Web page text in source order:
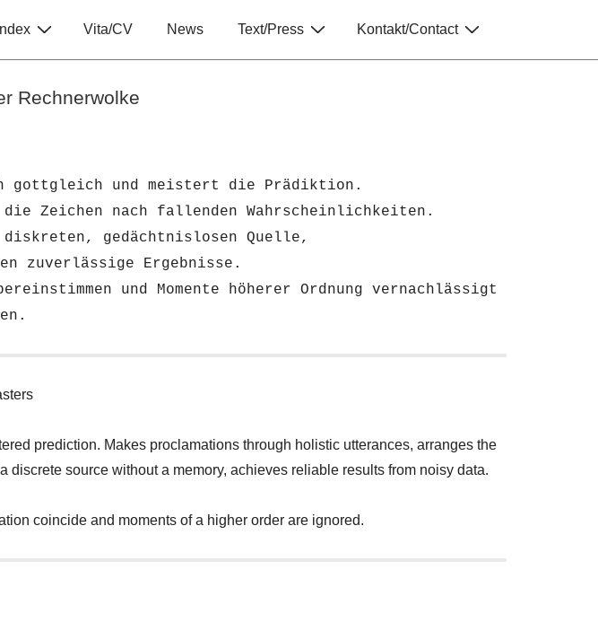
Index Vita/CV News Text/Press Kontakt/Contact
Rechnerwolke
gottgleich und meistert die Prädiktion.
Zeichen nach fallenden Wahrscheinlichkeiten.
gedächtnislosen Quelle,
zuverlässige Ergebnisse.
und Momente höherer Ordnung vernachlässigt
prediction. Makes proclamations through holistic utterances, arranges the
source without a memory, achieves reliable results from noisy data.
coincide and moments of a higher order are ignored.